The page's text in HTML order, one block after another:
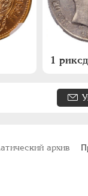
архив